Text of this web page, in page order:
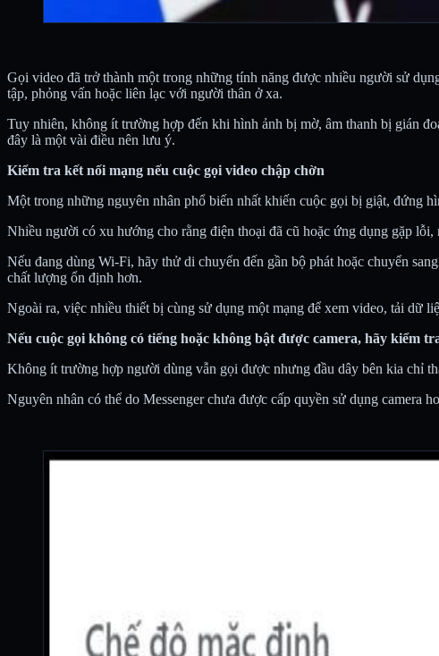
Gọi video đã trở thành một trong những tính năng được nhiều người sử
tập, phỏng vấn hoặc liên lạc với người thân ở xa.
Tuy nhiên, không ít trường hợp đến khi hình ảnh bị mờ, âm thanh bị gián
đây là một vài điều nên lưu ý.
Kiểm tra kết nối mạng nếu cuộc gọi video chập chờn
Một trong những nguyên nhân phổ biến nhất khiến cuộc gọi bị giật, đứng
Nhiều người có xu hướng cho rằng điện thoại đã cũ hoặc ứng dụng gặp
Nếu đang dùng Wi-Fi, hãy thử di chuyển đến gần bộ phát hoặc chuyển
chất lượng ổn định hơn.
Ngoài ra, việc nhiều thiết bị cùng sử dụng một mạng để xem video, tải dữ
Nếu cuộc gọi không có tiếng hoặc không bật được camera, hãy kiểm
Không ít trường hợp người dùng vẫn gọi được nhưng đầu dây bên kia chỉ
Nguyên nhân có thể do Messenger chưa được cấp quyền sử dụng camera